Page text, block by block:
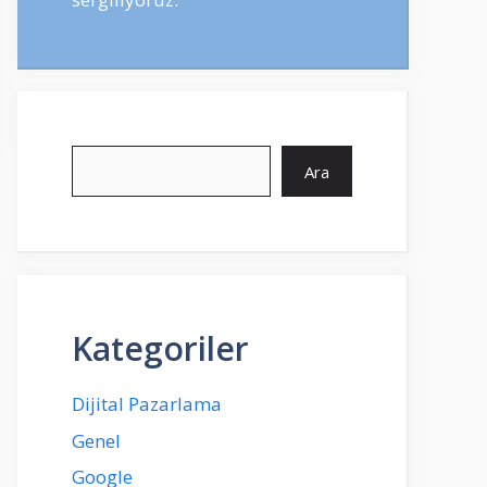
Ara
Kategoriler
Dijital Pazarlama
Genel
Google